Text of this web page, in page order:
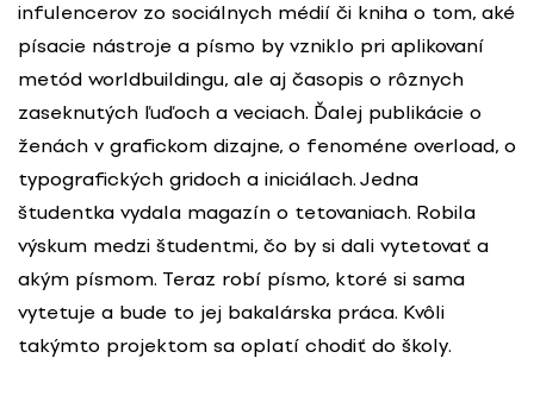
infulencerov zo sociálnych médií či kniha o tom, aké
písacie nástroje a písmo by vzniklo pri aplikovaní
metód worldbuildingu, ale aj časopis o rôznych
zaseknutých ľuďoch a veciach. Ďalej publikácie o
ženách v grafickom dizajne, o fenoméne overload, o
typografických gridoch a iniciálach. Jedna
študentka vydala magazín o tetovaniach. Robila
výskum medzi študentmi, čo by si dali vytetovať a
akým písmom. Teraz robí písmo, ktoré si sama
vytetuje a bude to jej bakalárska práca. Kvôli
takýmto projektom sa oplatí chodiť do školy.